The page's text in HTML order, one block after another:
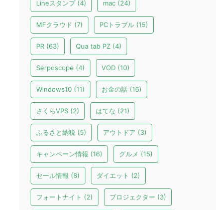
Lineスタンプ(4) mac (24)
MFクラウド (7) PCトラブル (15)
PR (63) Qua tab PZ (4)
Serposcope (4) VOD (10)
Windows10 (11) お金の話 (16)
さくらVPS (2) はてな (21)
ふるさと納税 (5) アウトドア (3)
キャンペーン情報 (16) グルメ (15)
セール情報 (8) ダイエット (2)
フォートナイト (2) プロジェクター (3)